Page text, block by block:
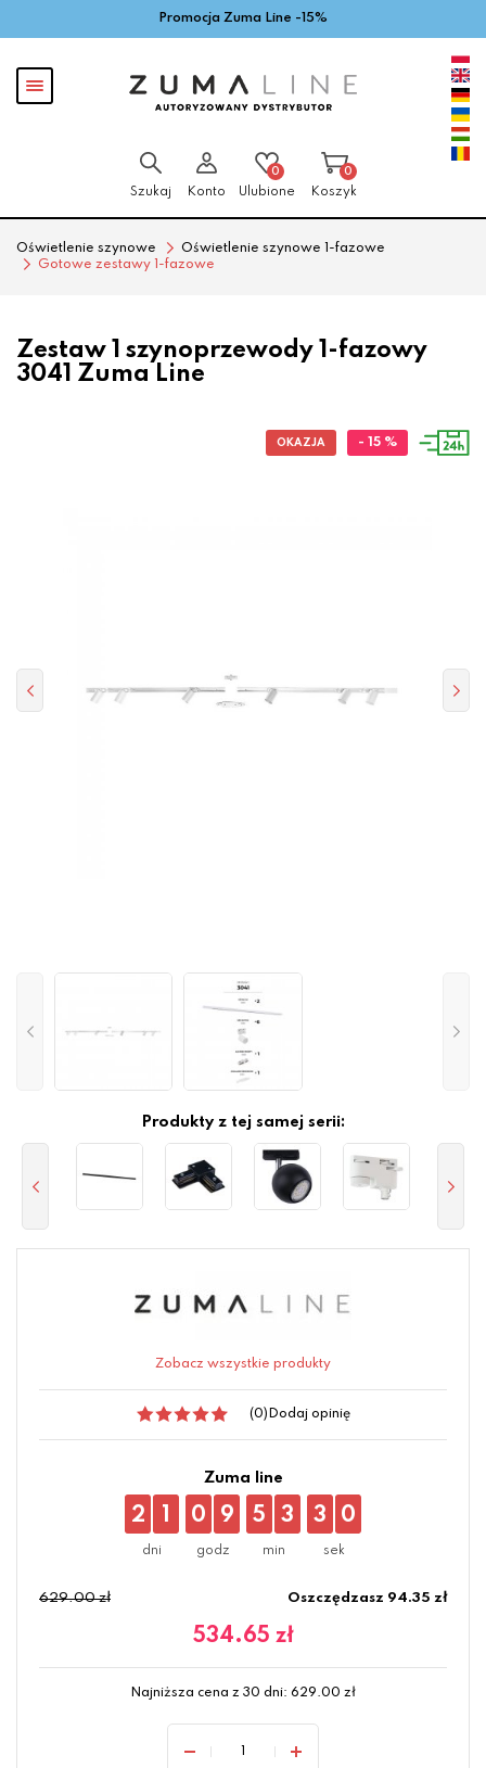
Przejdź
głównego
Przejdź
menu
stopce
Promocja Zuma Line -15%
Pokaż
menu
Szukaj Konto
0
Ulubione
0
Koszyk
Oświetlenie szynowe
Oświetlenie szynowe 1-fazowe
Gotowe zestawy 1-fazowe
Zestaw 1 szynoprzewody 1-fazowy
3041 Zuma Line
- 15 %
Produkty z tej samej serii:
Zobacz wszystkie produkty
(0) Dodaj opinię
Zuma line
2 1 0 9 5 3 2 9
629.00 zł Oszczędzasz 94.35 zł
534.65 zł
Najniższa cena z 30 dni: 629.00 zł